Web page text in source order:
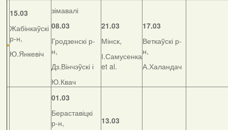
15.03
Жабінкаўскі
р-н,
Ю.Янкевіч
зімавалі
08.03
Гродзенскі р-
н,
Дз.Вінчэўскі і
Ю.Квач
21.03
Мінск,
І.Самусенка
et al.
17.03
Веткаўскі р-
н,
А.Халандач
01.03
Бераставіцкі
р-н,
13.03